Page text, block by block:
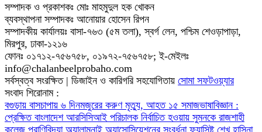
সম্পাদক ও প্রকাশকঃ মোঃ মাহমুদুল হক খোকন
ব্যবস্থাপনা সম্পাদকঃ আনোয়ার হোসেন রিপন
সম্পাদকীয় কার্যালয়ঃ বাসা-৭৬৩ (৫ম তলা), স্বর্গ লেন, পশ্চিম শেওড়াপাড়া,
মিরপুর, ঢাকা-১২১৬
ফোনঃ ০১৭১২-৭৫৬৭৫৮, ০১৯৭২-৭৫৬৭৫৮; ই-মেইলঃ
info@chalanbeelprobaho.com
সর্বস্বত্ব সংরক্ষিত | ডিজাইন ও কারিগরি সহযোগিতায় সোমা সফটওয়্যার
সংবাদ শিরোনাম :
বগুড়ায় বাসচাপায় ৬ দিনমজুরের করুণ মৃত্যু, আহত ১৫ সমাজভাষাবিজ্ঞান :
প্রেক্ষিত বাংলাদেশ আরসিসিআই পরিচালক নির্বাচিত হওয়ায় সুমনকে রাজশাহী
কলেজ প্রাণিবিদ্যা অ্যালামনাই অ্যাসোসিয়েশনের সংবর্ধনাফ্যাসিষ্ট শেখ হাসিনা